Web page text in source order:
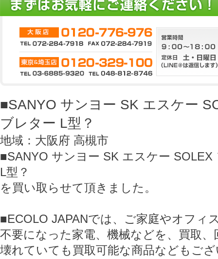
■SANYO サンヨー SK エスケー
ブレター L型？
地域：大阪府 高槻市
■SANYO サンヨー SK エスケー
L型？
を買い取らせて頂きました。
■ECOLO JAPANでは、ご家庭やオフィ
不要になった家電、機械などを、買取
壊れていても買取可能な商品などもご